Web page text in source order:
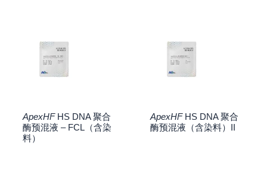
ApexHFHS DNA 聚合
酶预混液 – FCL（含染
料）
ApexHFHS DNA 聚合
酶预混液（含染料）II